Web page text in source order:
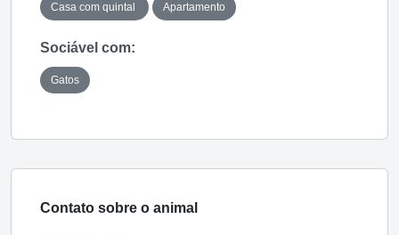
Casa com quintal Apartamento
Sociável com:
Gatos
Contato sobre o animal